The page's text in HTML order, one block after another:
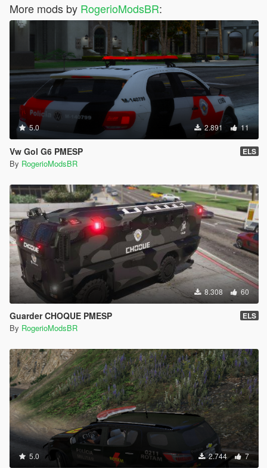
More mods by RogerioModsBR:
5.0 2.891 11
Vw Gol G6 PMESP ELS
By RogerioModsBR
8.308 60
Guarder CHOQUE PMESP ELS
By RogerioModsBR
5.0 2.744 7